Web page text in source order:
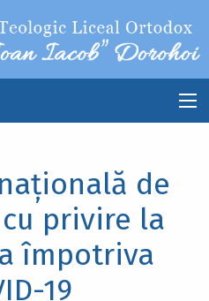
de
privire la
împotriva
19